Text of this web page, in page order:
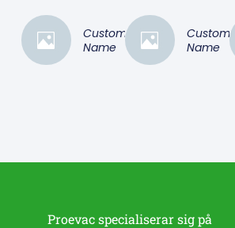
Customer
Name
Customer
Name
Proevac specialiserar sig på